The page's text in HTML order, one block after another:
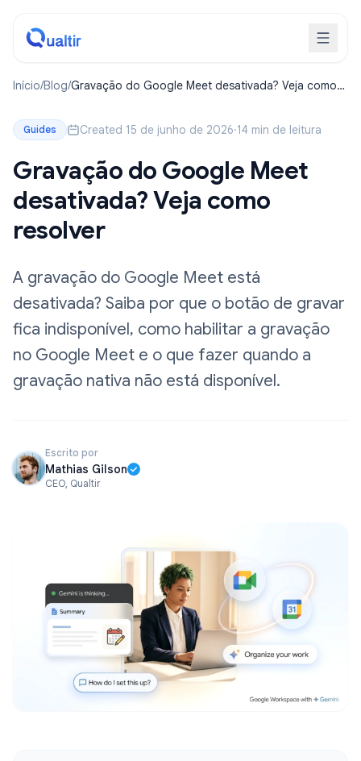
Início/Blog/Gravação do Google Meet desativada? Veja como
Guides Created 15 de junho de 2026·14 min de leitura
Gravação do Google Meet
desativada? Veja como
resolver
A gravação do Google Meet está
desativada? Saiba por que o botão de gravar
fica indisponível, como habilitar a gravação
no Google Meet e o que fazer quando a
gravação nativa não está disponível.
Escrito por
Mathias Gilson
CEO, Qualtir